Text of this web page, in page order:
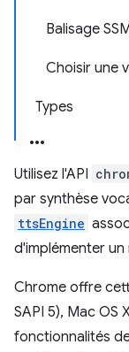
Balisage
Choisir une
Types
Utilisez l'API
par synthèse
ttsEngine
d'implémenter
Chrome offre
SAPI 5), Mac OS
fonctionnalités